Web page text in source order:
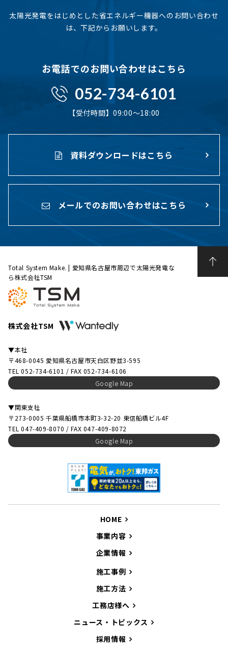
太陽光発電をはじめとした省エネルギー機器へのお問い合わせ
は、下記からお願いします。
お電話でのお問い合わせはこちら
052-734-6101
【受付時間】09:00〜18:00
資料ダウンロードはこちら
メールでのお問い合わせはこちら
Total System Make. | 愛知県名古屋市周辺で太陽光発電な
ら株式会社TSM
株式会社TSM
▼本社
〒468-0045 愛知県名古屋市天白区野並3-595
TEL 052-734-6101 / FAX 052-734-6106
Google Map
▼関東支社
〒273-0005 千葉県船橋市本町3-32-20 東信船橋ビル4F
TEL 047-409-8070 / FAX 047-409-8072
Google Map
HOME
事業内容
企業情報
施工事例
施工方法
工務店様へ
ニュース・トピックス
採用情報